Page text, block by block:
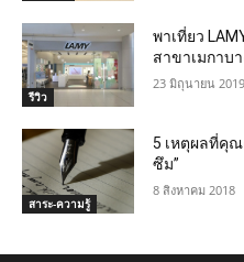
รีวิว
พาเที่ยว
สาขาเมกาบ
23 มิถุนายน 2019
สาระ-ความรู้
5 เหตุผลที่คุ
ซึม”
8 สิงหาคม 2018